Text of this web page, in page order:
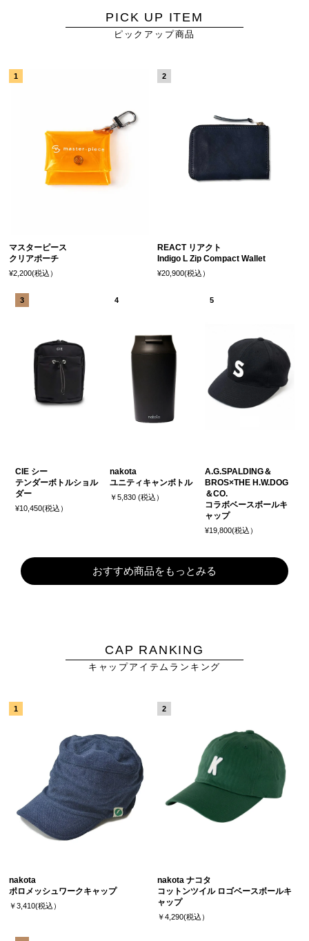
PICK UP ITEM
ピックアップ商品
マスターピース
クリアポーチ
¥2,200(税込）
REACT リアクト
Indigo L Zip Compact Wallet
¥20,900(税込）
CIE シー
テンダーボトルショル
ダー
¥10,450(税込）
nakota
ユニティキャンボトル
￥5,830 (税込）
A.G.SPALDING＆
BROS×THE H.W.DOG
＆CO.
コラボベースボールキ
ャップ
¥19,800(税込）
おすすめ商品をもっとみる
CAP RANKING
キャップアイテムランキング
nakota
ポロメッシュワークキャップ
￥3,410(税込）
nakota ナコタ
コットンツイル ロゴベースボールキ
ャップ
￥4,290(税込）